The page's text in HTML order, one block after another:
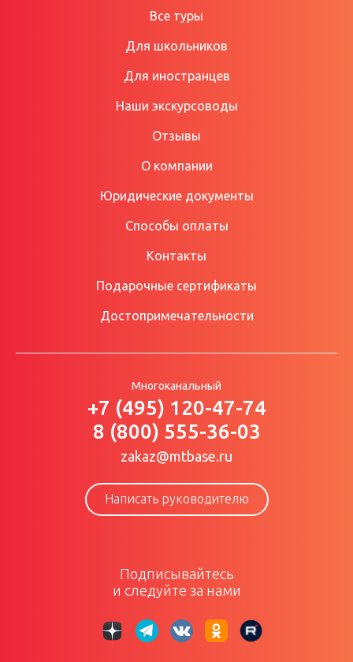
Все туры
Для школьников
Для иностранцев
Наши экскурсоводы
Отзывы
О компании
Юридические документы
Способы оплаты
Контакты
Подарочные сертификаты
Достопримечательности
Многоканальный
+7 (495) 120-47-74
8 (800) 555-36-03
zakaz@mtbase.ru
Написать руководителю
Подписывайтесь
и следуйте за нами